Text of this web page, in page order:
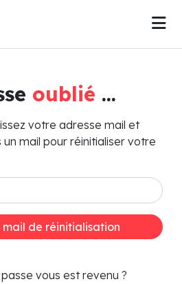
oublié ...
votre adresse mail et
mail pour réinitialiser votre
mail de réinitialisation
vous est revenu ?